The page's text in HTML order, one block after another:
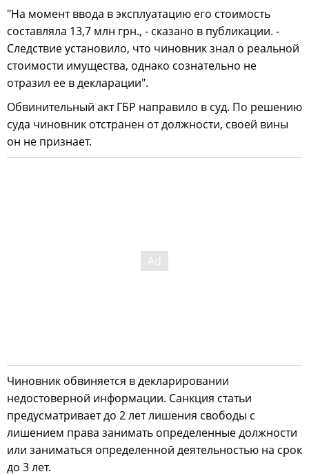
"На момент ввода в эксплуатацию его стоимость
составляла 13,7 млн грн., - сказано в публикации. -
Следствие установило, что чиновник знал о реальной
стоимости имущества, однако сознательно не
отразил ее в декларации".
Обвинительный акт ГБР направило в суд. По решению
суда чиновник отстранен от должности, своей вины
он не признает.
Чиновник обвиняется в декларировании
недостоверной информации. Санкция статьи
предусматривает до 2 лет лишения свободы с
лишением права занимать определенные должности
или заниматься определенной деятельностью на срок
до 3 лет.